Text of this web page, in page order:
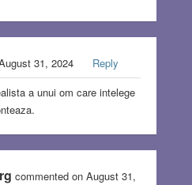
31, 2024
Reply
a unui om care intelege
commented on August 31,